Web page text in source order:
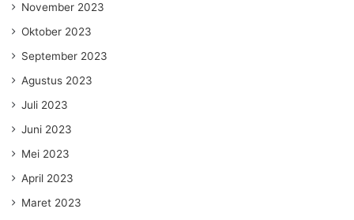
November 2023
Oktober 2023
September 2023
Agustus 2023
Juli 2023
Juni 2023
Mei 2023
April 2023
Maret 2023